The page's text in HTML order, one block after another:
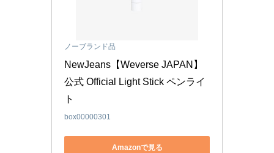
ノーブランド品
NewJeans【Weverse JAPAN】
公式 Official Light Stick ペンライ
ト
box00000301
Amazonで見る